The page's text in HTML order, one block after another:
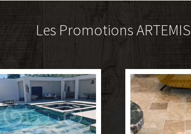
Les Promotions ARTEMIS